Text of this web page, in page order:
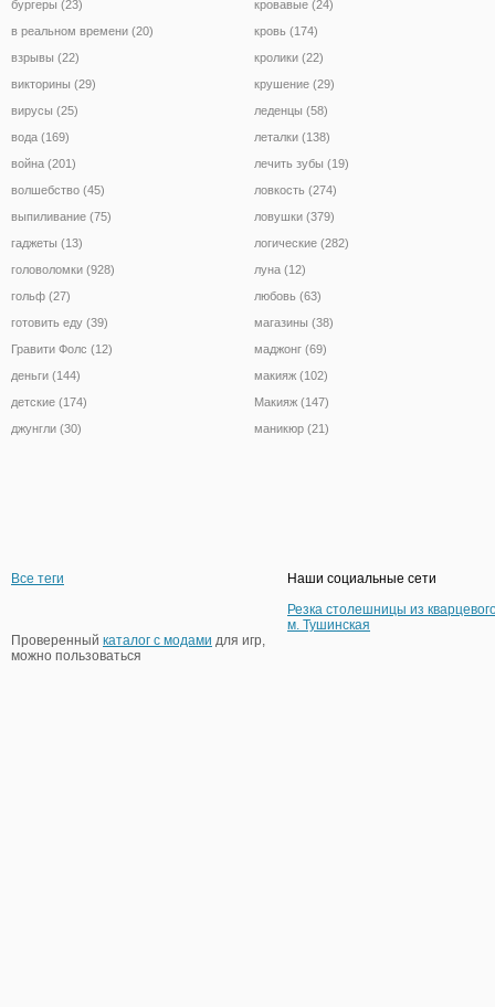
бургеры (23)
в реальном времени (20)
взрывы (22)
викторины (29)
вирусы (25)
вода (169)
война (201)
волшебство (45)
выпиливание (75)
гаджеты (13)
головоломки (928)
гольф (27)
готовить еду (39)
Гравити Фолс (12)
деньги (144)
детские (174)
джунгли (30)
кровавые (24)
кровь (174)
кролики (22)
крушение (29)
леденцы (58)
леталки (138)
лечить зубы (19)
ловкость (274)
ловушки (379)
логические (282)
луна (12)
любовь (63)
магазины (38)
маджонг (69)
макияж (102)
Макияж (147)
маникюр (21)
Все теги
Наши социальные сети
Резка столешницы из
м. Тушинская
Проверенный каталог с модами для игр,
можно пользоваться